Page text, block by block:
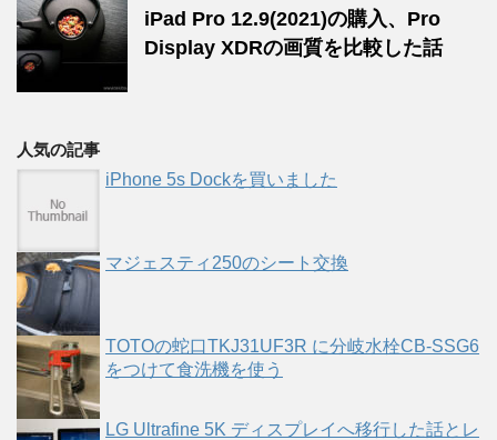
iPad Pro 12.9(2021)の購入、Pro
Display XDRの画質を比較した話
人気の記事
iPhone 5s Dockを買いました
マジェスティ250のシート交換
TOTOの蛇口TKJ31UF3R に分岐水栓CB-SSG6
をつけて食洗機を使う
LG Ultrafine 5K ディスプレイへ移行した話とレ